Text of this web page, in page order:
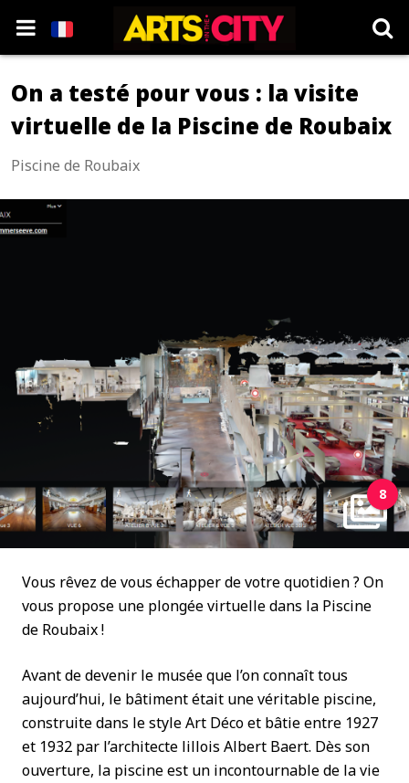
On a testé pour vous : la visite
virtuelle de la Piscine de Roubaix
Piscine de Roubaix
8
Vous rêvez de vous échapper de votre quotidien ? On
vous propose une plongée virtuelle dans la Piscine
de Roubaix !
Avant de devenir le musée que l’on connaît tous
aujourd’hui, le bâtiment était une véritable piscine,
construite dans le style Art Déco et bâtie entre 1927
et 1932 par l’architecte lillois Albert Baert. Dès son
ouverture, la piscine est un incontournable de la vie